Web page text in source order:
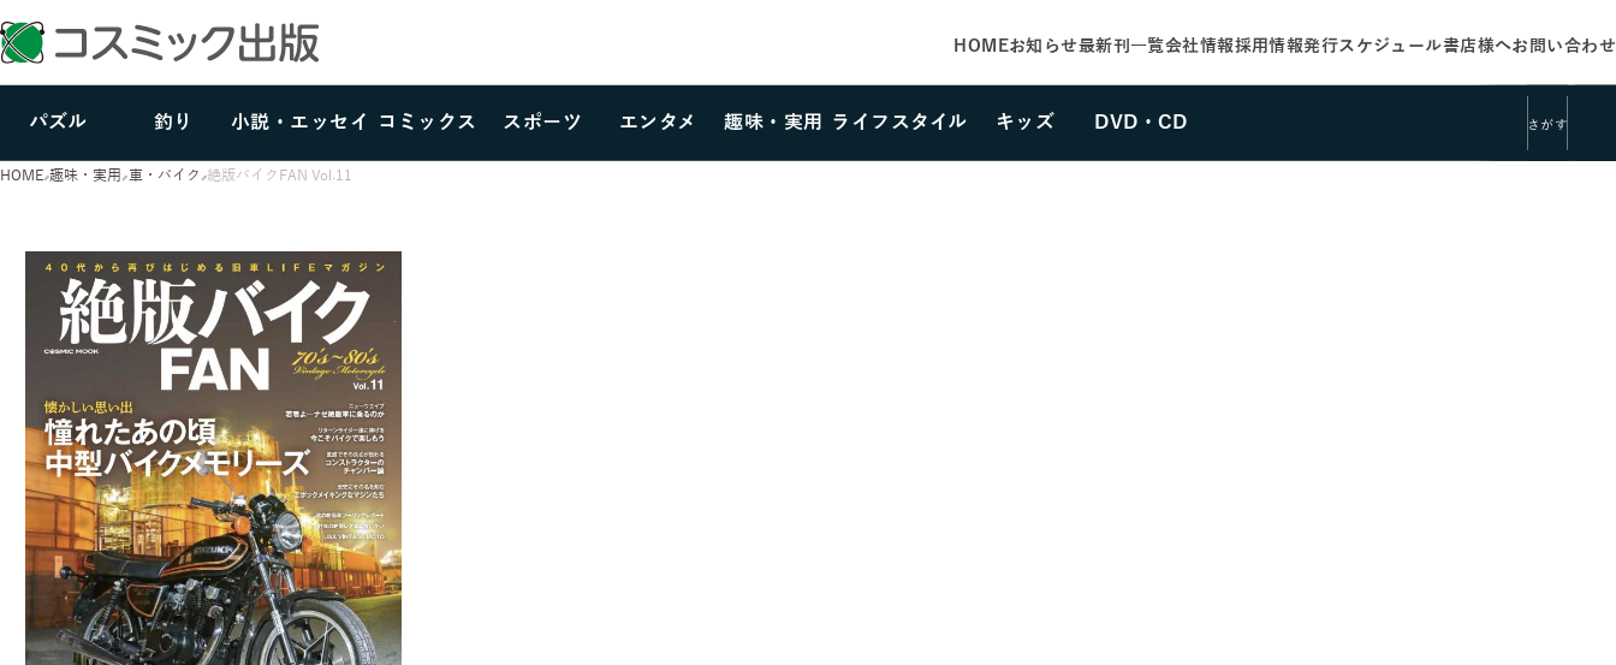
HOMEお知らせ最新刊一覧会社情報採用情報発行スケジュール書店様へお問い合わせ
パズル 釣り 小説・エッセイ コミックス スポーツ エンタメ 趣味・実用 ライフスタイル キッズ DVD・CD さがす
カテゴリーを選択する
HOME 趣味・実用 車・バイク 絶版バイクFAN Vol.11